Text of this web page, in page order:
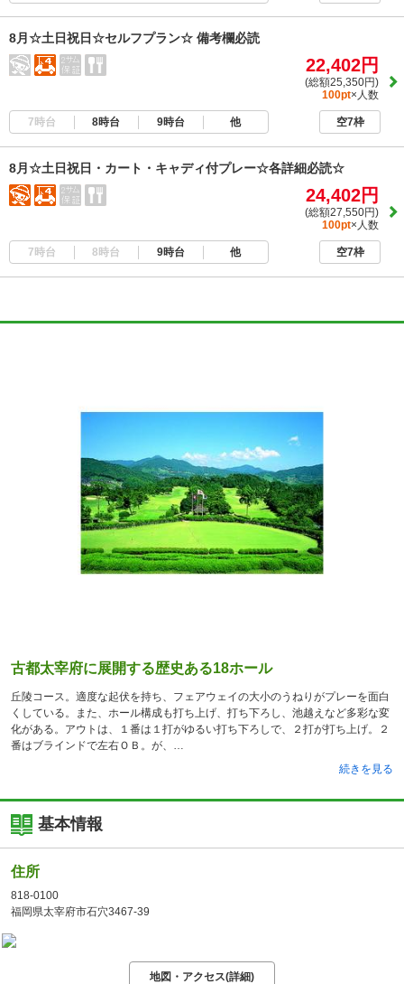
8月☆土日祝日☆セルフプラン☆ 備考欄必読
22,402円
(総額25,350円)
100pt×人数
7時台 8時台 9時台 他 空7枠
8月☆土日祝日・カート・キャディ付プレー☆各詳細必読☆
24,402円
(総額27,550円)
100pt×人数
7時台 8時台 9時台 他 空7枠
古都太宰府に展開する歴史ある18ホール
丘陵コース。適度な起伏を持ち、フェアウェイの大小のうねりがプレーを面白
くしている。また、ホール構成も打ち上げ、打ち下ろし、池越えなど多彩な変
化がある。アウトは、１番は１打がゆるい打ち下ろしで、２打が打ち上げ。２
番はブラインドで左右ＯＢ。が、
続きを見る
基本情報
住所
818-0100
福岡県太宰府市石穴3467-39
地図・アクセス(詳細)